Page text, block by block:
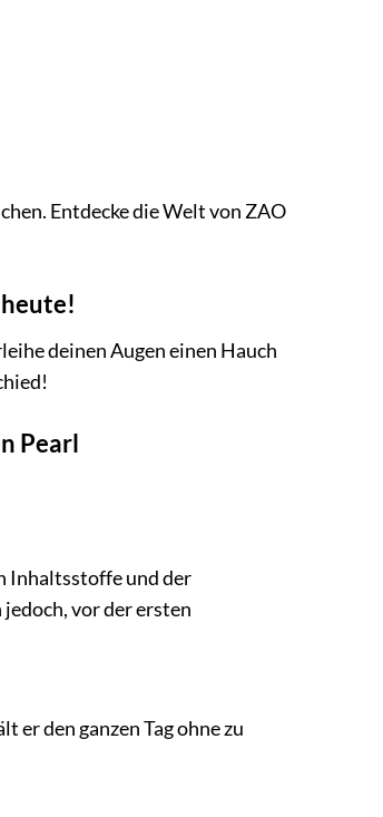
Entdecke die Welt von ZAO
deinen Augen einen Hauch
Pearl
Inhaltsstoffe und der
vor der ersten
den ganzen Tag ohne zu